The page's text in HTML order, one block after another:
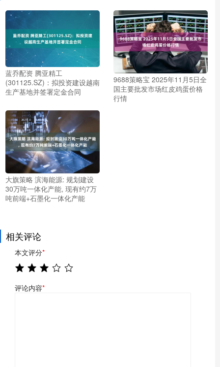
蓝乔配资 腾亚精工
(301125.SZ)：拟投资建设越南
生产基地并签署定金合同
9688策略宝 2025年11月5日全
国主要批发市场红皮鸡蛋价格
行情
大旗策略 滨海能源: 规划建设
30万吨一体化产能, 现有约7万
吨前端+石墨化一体化产能
相关评论
本文评分*
评论内容*